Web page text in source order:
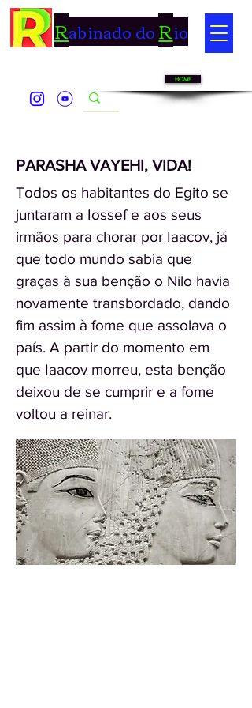
Rabinado doRio
HOME
PARASHA VAYEHI, VIDA!
Todos os habitantes do Egito se
juntaram a Iossef e aos seus
irmãos para chorar por Iaacov, já
que todo mundo sabia que
graças à sua benção o Nilo havia
novamente transbordado, dando
fim assim à fome que assolava o
país. A partir do momento em
que Iaacov morreu, esta benção
deixou de se cumprir e a fome
voltou a reinar.